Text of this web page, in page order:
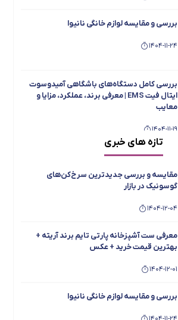
بررسی و مقایسه لوازم خانگی نانیوا
1404-11-24
بررسی کامل دستگاه‌های باشگاهی آمیدوسوت
ایتال فیت EMS | معرفی برند، عملکرد، مزایا و
معایب
1404-11-19
1404-11-15
معرفی اسپرسو ساز ها و چای ساز های بویانت
1404-08-19
تازه های خبری
مقایسه و بررسی جدیدترین سرخ‌کن‌های
گوسونیک در بازار
1404-12-04
معرفی ست آشپزخانه پارتی تایم برند آریته +
بهترین قیمت خرید + عکس
1404-12-01
بررسی و مقایسه لوازم خانگی نانیوا